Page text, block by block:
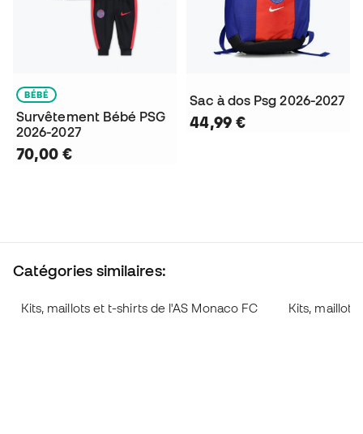
BÉBÉ
Survêtement Bébé PSG
2026-2027
70,00 €
Sac à dos Psg 2026-2027
44,99 €
Catégories similaires:
Kits, maillots et t-shirts de l'AS Monaco FC Kits,